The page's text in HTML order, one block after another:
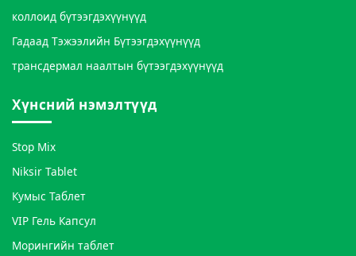
коллоид бүтээгдэхүүнүүд
Гадаад Тэжээлийн Бүтээгдэхүүнүүд
трансдермал наалтын бүтээгдэхүүнүүд
Хүнсний нэмэлтүүд
Stop Mix
Niksir Tablet
Кумыс Таблет
VIP Гель Капсул
Морингийн таблет